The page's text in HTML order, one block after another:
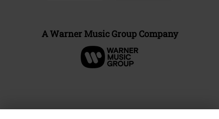
A Warner Music Group Company